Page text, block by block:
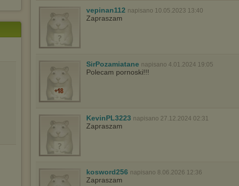
vepinan112 napisano 10.05.2023 13:40
Zapraszam
SirPozamiatane napisano 4.01.2024 19:05
Polecam pornoski!!!
KevinPL3223 napisano 27.12.2024 02:31
Zapraszam
kosword256 napisano 8.06.2026 12:36
Zapraszam